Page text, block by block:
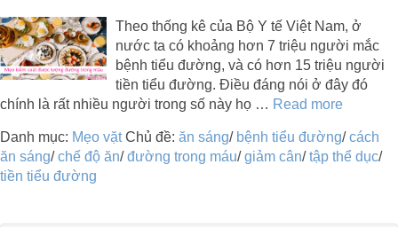
Theo thống kê của Bộ Y tế Việt Nam, ở
nước ta có khoảng hơn 7 triệu người mắc
bệnh tiểu đường, và có hơn 15 triệu người
tiền tiểu đường. Điều đáng nói ở đây đó
chính là rất nhiều người trong số này họ … Read more
Danh mục: Mẹo vặt Chủ đề: ăn sáng/ bệnh tiểu đường/cách
ăn sáng/chế độ ăn/đường trong máu/giảm cân/tập thể dục/
tiền tiểu đường